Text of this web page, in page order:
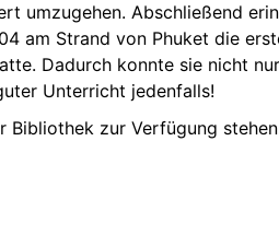
umzugehen. Abschließend
am Strand von Phuket die
Dadurch konnte sie nicht
Unterricht jedenfalls!
Bibliothek zur Verfügung